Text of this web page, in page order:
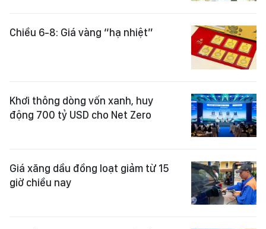
Chiều 6-8: Giá vàng “hạ nhiệt”
Khơi thông dòng vốn xanh, huy
động 700 tỷ USD cho Net Zero
Giá xăng dầu đồng loạt giảm từ 15
giờ chiều nay